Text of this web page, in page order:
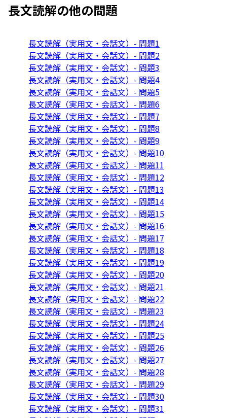
長文読解の他の問題
長文読解（実用文・会話文）- 問題1
長文読解（実用文・会話文）- 問題2
長文読解（実用文・会話文）- 問題3
長文読解（実用文・会話文）- 問題4
長文読解（実用文・会話文）- 問題5
長文読解（実用文・会話文）- 問題6
長文読解（実用文・会話文）- 問題7
長文読解（実用文・会話文）- 問題8
長文読解（実用文・会話文）- 問題9
長文読解（実用文・会話文）- 問題10
長文読解（実用文・会話文）- 問題11
長文読解（実用文・会話文）- 問題12
長文読解（実用文・会話文）- 問題13
長文読解（実用文・会話文）- 問題14
長文読解（実用文・会話文）- 問題15
長文読解（実用文・会話文）- 問題16
長文読解（実用文・会話文）- 問題17
長文読解（実用文・会話文）- 問題18
長文読解（実用文・会話文）- 問題19
長文読解（実用文・会話文）- 問題20
長文読解（実用文・会話文）- 問題21
長文読解（実用文・会話文）- 問題22
長文読解（実用文・会話文）- 問題23
長文読解（実用文・会話文）- 問題24
長文読解（実用文・会話文）- 問題25
長文読解（実用文・会話文）- 問題26
長文読解（実用文・会話文）- 問題27
長文読解（実用文・会話文）- 問題28
長文読解（実用文・会話文）- 問題29
長文読解（実用文・会話文）- 問題30
長文読解（実用文・会話文）- 問題31